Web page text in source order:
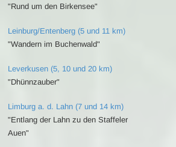
"Rund um den Birkensee"
Leinburg/Entenberg (5 und 11 km)
"Wandern im Buchenwald"
Leverkusen (5, 10 und 20 km)
"Dhünnzauber"
Limburg a. d. Lahn (7 und 14 km)
"Entlang der Lahn zu den Staffeler
Auen"